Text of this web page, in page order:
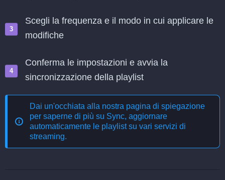
Scegli la frequenza e il modo in cui applicare le
modifiche
Conferma le impostazioni e avvia la
sincronizzazione della playlist
Dai un'occhiata alla nostra pagina di spiegazione
per saperne di più su Sync, aggiornare
automaticamente le playlist su vari servizi di
streaming.